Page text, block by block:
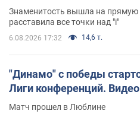
Знаменитость вышла на прямую
расставила все точки над "i"
6.08.2026 17:32 14,6 т.
"Динамо" с победы
Лиги конференций. Видео
Матч прошел в Люблине